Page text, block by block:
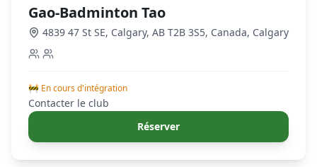
Gao-Badminton Tao
4839 47 St SE, Calgary, AB T2B 3S5, Canada, Calgary
🚧 En cours d'intégration
Contacter le club
Réserver